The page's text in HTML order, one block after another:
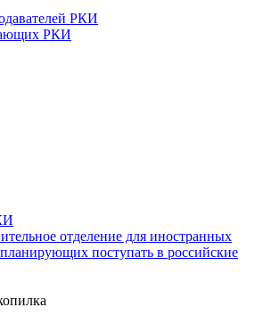
РКИ
РКИ
отделение для иностранных
поступать в российские